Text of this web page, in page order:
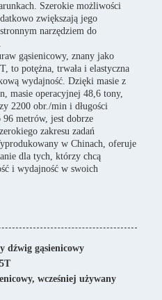
Szerokie możliwości
zwiększają jego
narzędziem do
gąsienicowy, znany jako
to potężna, trwała i elastyczna
wydajność. Dzięki masie z
masie operacyjnej 48,6 tony,
2200 obr./min i długości
metrów, jest dobrze
zakresu zadań
w Chinach, oferuje
dla tych, którzy chcą
i wydajność w swoich
dźwig gąsienicowy
wcześniej używany